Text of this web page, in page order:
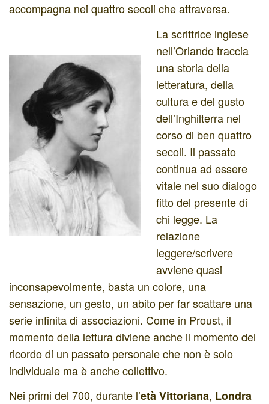
accompagna nei quattro secoli che attraversa.
La scrittrice inglese
nell’Orlando traccia
una storia della
letteratura, della
cultura e del gusto
dell’Inghilterra nel
corso di ben quattro
secoli. Il passato
continua ad essere
vitale nel suo dialogo
fitto del presente di
chi legge. La
relazione
leggere/scrivere
avviene quasi
inconsapevolmente, basta un colore, una
sensazione, un gesto, un abito per far scattare una
serie infinita di associazioni. Come in Proust, il
momento della lettura diviene anche il momento del
ricordo di un passato personale che non è solo
individuale ma è anche collettivo.
Nei primi del 700, durante l’etàVittoriana, Londra